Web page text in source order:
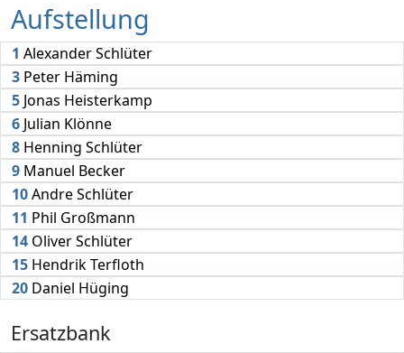
Aufstellung
1 Alexander Schlüter
3 Peter Häming
5 Jonas Heisterkamp
6 Julian Klönne
8 Henning Schlüter
9 Manuel Becker
10Andre Schlüter
11 Phil Großmann
14 Oliver Schlüter
15 Hendrik Terfloth
20 Daniel Hüging
Ersatzbank